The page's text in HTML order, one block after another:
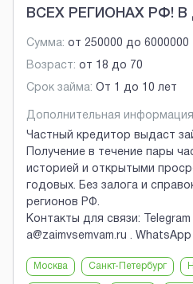
ВСЕХ РЕГИОНАХ РФ!
Сумма: от 250000 до 6000000
Возраст: от 18 до 70
Срок займа: От 1 до 10 лет
Дополнительная
Частный кредитор выдаст
Получение в течение пары
историей и открытыми
годовых. Без залога и
регионов РФ.
Контакты для связи:
a@zaimvsemvam.ru .
Москва Санкт-Петербург